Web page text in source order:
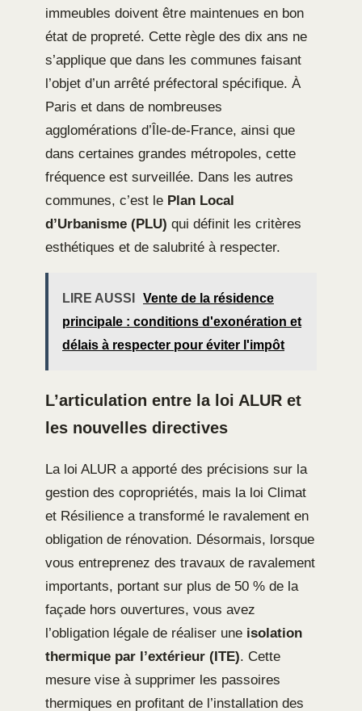
immeubles doivent être maintenues en bon
état de propreté. Cette règle des dix ans ne
s’applique que dans les communes faisant
l’objet d’un arrêté préfectoral spécifique. À
Paris et dans de nombreuses
agglomérations d’Île-de-France, ainsi que
dans certaines grandes métropoles, cette
fréquence est surveillée. Dans les autres
communes, c’est le Plan Local
d’Urbanisme (PLU) qui définit les critères
esthétiques et de salubrité à respecter.
LIRE AUSSI
Vente de la résidence
principale : conditions d'exonération et
délais à respecter pour éviter l'impôt
L’articulation entre la loi ALUR et
les nouvelles directives
La loi ALUR a apporté des précisions sur la
gestion des copropriétés, mais la loi Climat
et Résilience a transformé le ravalement en
obligation de rénovation. Désormais, lorsque
vous entreprenez des travaux de ravalement
importants, portant sur plus de 50 % de la
façade hors ouvertures, vous avez
l’obligation légale de réaliser une isolation
thermique par l’extérieur (ITE). Cette
mesure vise à supprimer les passoires
thermiques en profitant de l’installation des